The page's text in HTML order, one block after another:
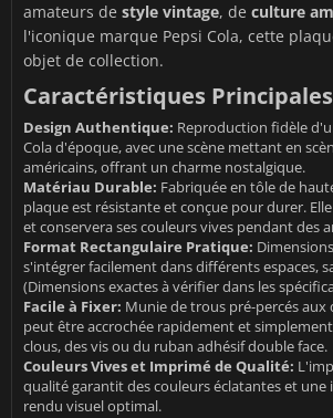
amateurs de style vintage, de culture
l'iconique marque Pepsi Cola, cette
objet de collection.
Caractéristiques
Design Authentique: Reproduction fidèle
Cola d'époque, avec une scène mettant en
américains, offrant un charme nostalgique.
Matériau Durable: Fabriquée en tôle de
plaque est résistante et conçue pour durer.
et conservera ses couleurs vives pendant des
Format Rectangulaire Pratique:
s'intégrer facilement dans différents espaces,
(Dimensions exactes à vérifier dans les
Facile à Fixer: Munie de trous pré-percés aux
peut être accrochée rapidement et
clous, des vis ou du ruban adhésif double face.
Couleurs Vives et Imprimé de Qualité:
qualité garantit des couleurs éclatantes et une
rendu visuel optimal.